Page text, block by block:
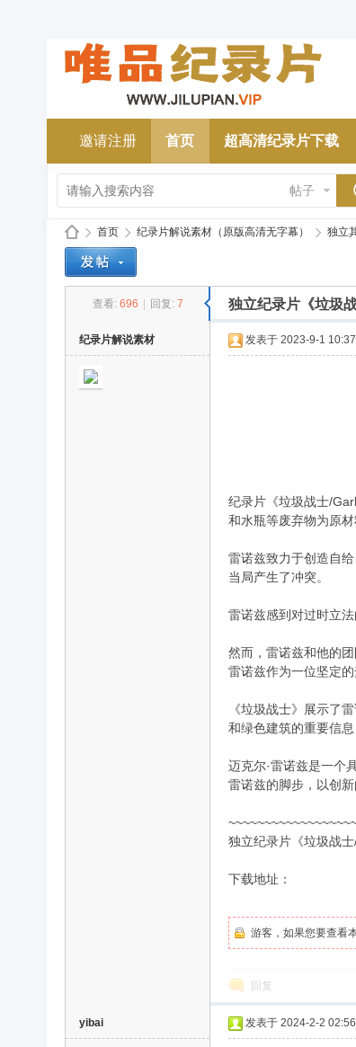
邀请注册 首页 超高清纪录片下载
帖子
首页
›
纪录片解说素材（原版高清无字幕）
›
独立
查看: 696 回复: 7 独立纪录片《垃圾
纪录片解说素材 发表于 2023-9-1
纪录片《垃圾战士/
和水瓶等废弃物为原
雷诺兹致力于创造自
当局产生了冲突。
雷诺兹感到对过时立
然而，雷诺兹和他的
雷诺兹作为一位坚定
《垃圾战士》展示了
和绿色建筑的重要信
迈克尔·雷诺兹是一个
雷诺兹的脚步，以创
独立纪录片《垃圾战
下载地址：
游客，如果您要查看
回复
yibai 发表于 2024-2-2